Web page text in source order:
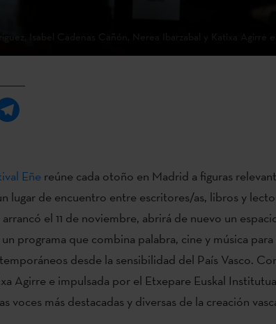
Isabel Cadenas Cañón, Nerea Ibarzabal y Katixa Agirre
Eñereúne cada otoño en Madrid a figuras
lugar de encuentro entre escritores/as, libros y
el 11 de noviembre, abrirá de nuevo un
programa que combina palabra, cine y música
desde la sensibilidad del País Vasco.
Agirre e impulsada por el Etxepare Euskal
voces más destacadas y diversas de la creación